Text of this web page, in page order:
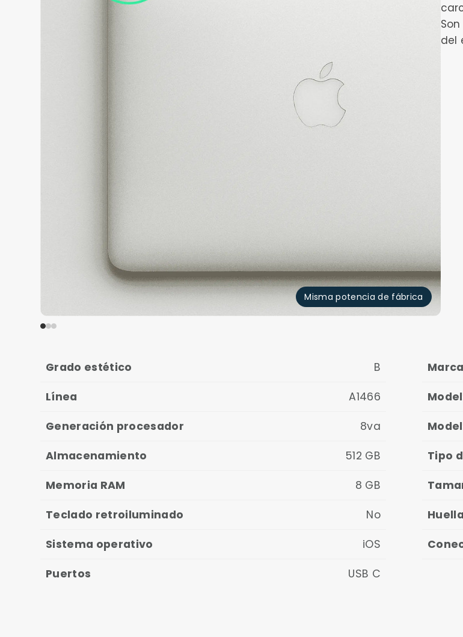
Misma potencia de fábrica
del
Grado estético B Marca
Línea A1466
Generación procesador 8va
Almacenamiento 512 GB Tipo
Memoria RAM 8 GB
Teclado retroiluminado No
Sistema operativo iOS
Puertos USB C